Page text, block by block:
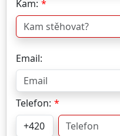
Kam:
Email:
Telefon: